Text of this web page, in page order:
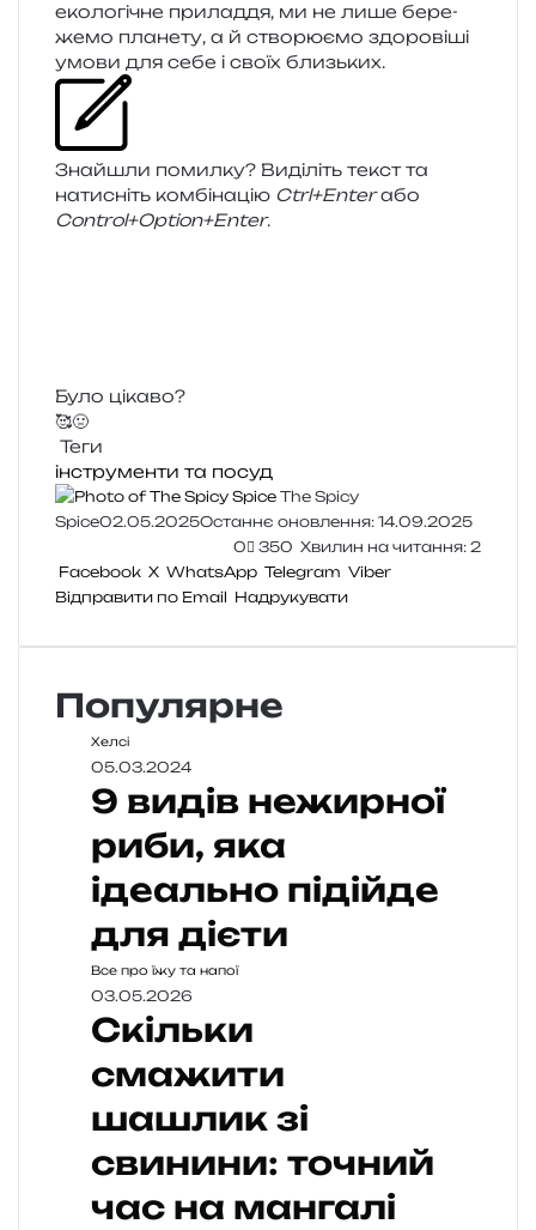
еко­ло­гі­чне при­ла­д­дя, ми не лише бере­
же­мо пла­не­ту, а й ство­рю­є­мо здо­ро­ві­ші
умови для себе і своїх близьких.
Знайшли помил­ку? Виділіть текст та
нати­сніть ком­бі­на­цію Ctrl+Enterабо
Control+Option+Enter.
Було цікаво?
🥰🤢
Теги
інструменти та посуд
The Spicy
Spice02.05.2025Останнє оновлення: 14.09.2025
0
350 Хвилин на читання: 2
Facebook X WhatsApp Telegram Viber
Відправити по Email Надрукувати
Популярне
Хелсі
05.03.2024
9 видів нежирної
риби, яка
ідеально підійде
для дієти
Все про їжу та напої
03.05.2026
Скільки
смажити
шашлик зі
свинини: точний
час на мангалі